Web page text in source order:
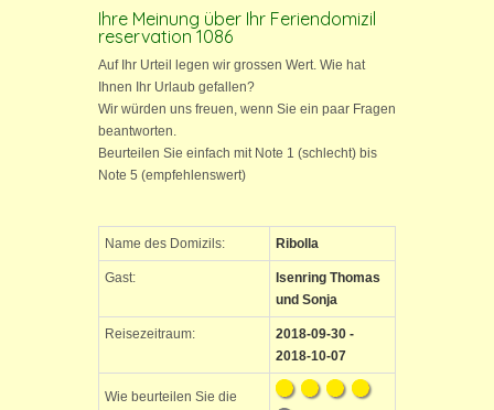
Ihre Meinung über Ihr Feriendomizil
reservation 1086
Auf Ihr Urteil legen wir grossen Wert. Wie hat
Ihnen Ihr Urlaub gefallen?
Wir würden uns freuen, wenn Sie ein paar Fragen
beantworten.
Beurteilen Sie einfach mit Note 1 (schlecht) bis
Note 5 (empfehlenswert)
Name des Domizils: Ribolla
Gast:
Isenring Thomas
und Sonja
Reisezeitraum:
2018-09-30 -
2018-10-07
Wie beurteilen Sie die